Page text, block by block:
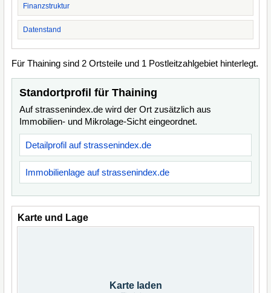
Finanzstruktur
Datenstand
Für Thaining sind 2 Ortsteile und 1 Postleitzahlgebiet hinterlegt.
Standortprofil für Thaining
Auf strassenindex.de wird der Ort zusätzlich aus
Immobilien- und Mikrolage-Sicht eingeordnet.
Detailprofil auf strassenindex.de
Immobilienlage auf strassenindex.de
Karte und Lage
Karte laden